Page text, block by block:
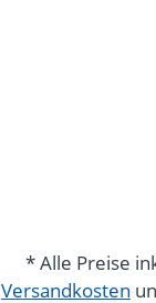
* Alle Preise
Versandkosten